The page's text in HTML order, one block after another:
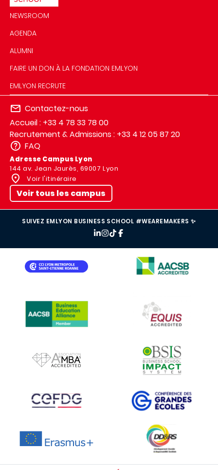
NEWSROOM
AGENDA
ALUMNI
FAIRE UN DON À LA FONDATION EMLYON
EMLYON RECRUTE
Contactez-nous
Accueil : +33 4 78 33 78 00
Recrutement & Admissions : +33 4 12 05 87 20
FAQ
Adresse Campus Lyon
144 av. Jean Jaurès, 69007 Lyon
Voir l'itinéraire
Voir tous les campus
SUIVEZ EMLYON BUSINESS SCHOOL #WEAREMAKERS ✨
IMAGE
IMAGE
IMAGE
IMAGE
IMAGE IMAGE